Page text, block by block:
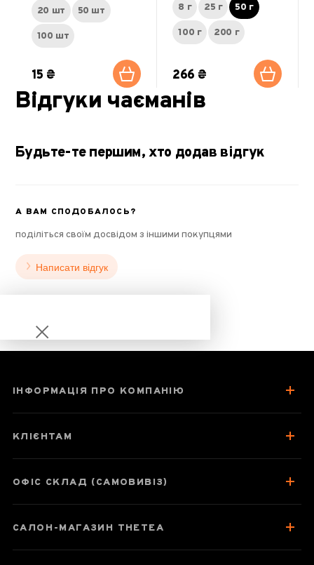
20 шт 50 шт
100 шт
15 ₴
8 г 25 г 50 г
100 г 200 г
266 ₴
Відгуки чаєманів
Будьте-те першим, хто додав відгук
А ВАМ СПОДОБАЛОСЬ?
поділіться своїм досвідом з іншими покупцями
Написати відгук
Подарункова
метал
ІНФОРМАЦІЯ ПРО КОМПАНІЮ
КЛІЄНТАМ
ОФІС СКЛАД (САМОВИВІЗ)
САЛОН-МАГАЗИН THETEA